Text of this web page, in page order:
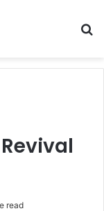
read